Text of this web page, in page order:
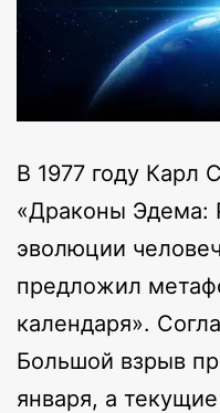
В 1977 году Карл
«Драконы Эдема:
эволюции
предложил
календаря».
Большой взрыв
января, а